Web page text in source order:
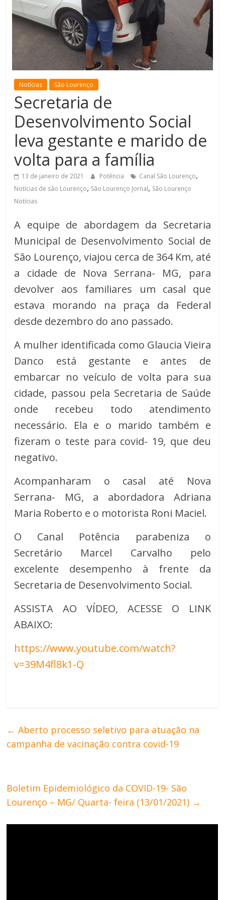
de
Minas
Notícias São Lourenço
Secretaria de
Desenvolvimento Social
leva gestante e marido de
volta para a família
13 de janeiro de 2021 Potência Canal São Lourenço,
Notícias de são Lourenço, São Lourenço Jornal, São Lourenço
Notícias
A equipe de abordagem da Secretaria
Municipal de Desenvolvimento Social de
São Lourenço, viajou cerca de 364 Km, até
a cidade de Nova Serrana- MG, para
devolver aos familiares um casal que
estava morando na praça da Federal
desde dezembro do ano passado.
A mulher identificada como Glaucia Vieira
Danco está gestante e antes de
embarcar no veículo de volta para sua
cidade, passou pela Secretaria de Saúde
onde recebeu todo atendimento
necessário. Ela e o marido também e
fizeram o teste para covid- 19, que deu
negativo.
Acompanharam o casal até Nova
Serrana- MG, a abordadora Adriana
Maria Roberto e o motorista Roni Maciel.
O Canal Potência parabeniza o
Secretário Marcel Carvalho pelo
excelente desempenho à frente da
Secretaria de Desenvolvimento Social.
ASSISTA AO VÍDEO, ACESSE O LINK
ABAIXO:
https://www.youtube.com/watch?
v=39M4fl8k1-Q
← Aberto processo seletivo para atuação na
campanha de vacinação contra covid-19
Boletim Epidemiológico da COVID-19- São
Lourenço – MG/ Quarta- feira (13/01/2021) →